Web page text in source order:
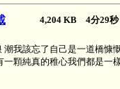
4,204 KB 4分29
我該忘了自己是一道橋
顆純真的稚心我們都是一